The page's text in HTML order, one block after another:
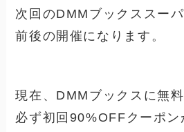
次回のDMMブックススー
前後の開催になります。
現在、DMMブックスに無
必ず初回90%OFFクーポン